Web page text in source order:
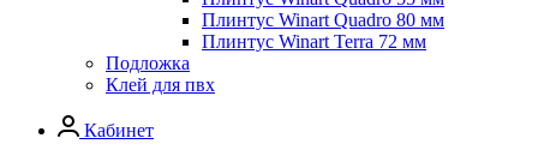
Плинтус Winart Quadro 80 мм
Плинтус Winart Terra 72 мм
Подложка
Клей для пвх
Кабинет